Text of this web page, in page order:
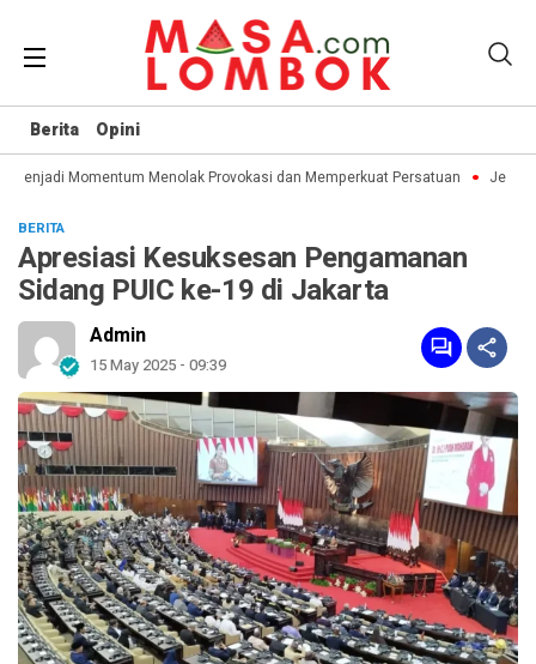
Berita Opini
Menjadi Momentum Menolak Provokasi dan Memperkuat Persatuan Jelang
BERITA
Apresiasi Kesuksesan Pengamanan
Sidang PUIC ke-19 di Jakarta
Admin
15 May 2025 - 09:39